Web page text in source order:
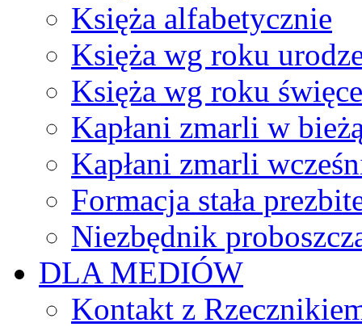
Księża alfabetycznie
Księża wg roku
Księża wg roku
Kapłani zmarli w
Kapłani zmarli
Formacja stała
Niezbędnik
DLA MEDIÓW
Kontakt z